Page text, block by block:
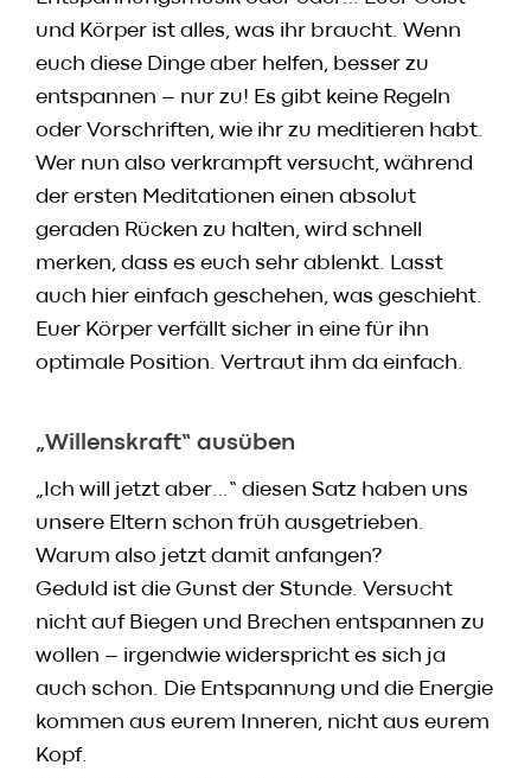
und Körper ist alles, was ihr braucht. Wenn
euch diese Dinge aber helfen, besser zu
entspannen – nur zu! Es gibt keine Regeln
oder Vorschriften, wie ihr zu meditieren habt.
Wer nun also verkrampft versucht, während
der ersten Meditationen einen absolut
geraden Rücken zu halten, wird schnell
merken, dass es euch sehr ablenkt. Lasst
auch hier einfach geschehen, was geschieht.
Euer Körper verfällt sicher in eine für ihn
optimale Position. Vertraut ihm da einfach.
„Willenskraft“ ausüben
„Ich will jetzt aber…“ diesen Satz haben uns
unsere Eltern schon früh ausgetrieben.
Warum also jetzt damit anfangen?
Geduld ist die Gunst der Stunde. Versucht
nicht auf Biegen und Brechen entspannen zu
wollen – irgendwie widerspricht es sich ja
auch schon. Die Entspannung und die Energie
kommen aus eurem Inneren, nicht aus eurem
Kopf.